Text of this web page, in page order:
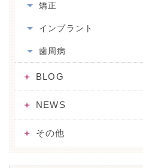
矯正
インプラント
歯周病
BLOG
NEWS
その他